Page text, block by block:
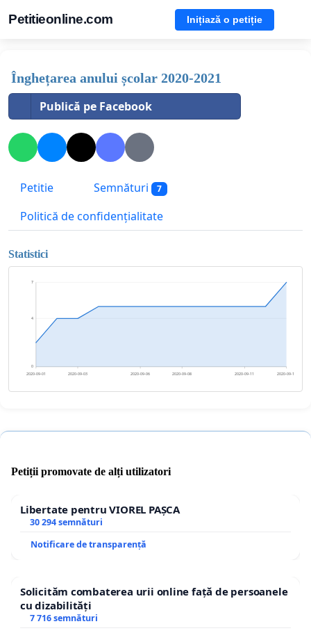
Petitieonline.com Inițiază o petiție
Înghețarea anului școlar 2020-2021
Publică pe Facebook
Petitie Semnături 7
Politică de confidențialitate
Statistici
0
4
7
2020-09-01 2020-09-03 2020-09-06 2020-09-08 2020-09-11 2020-09-13
Petiții promovate de alți utilizatori
Libertate pentru VIOREL PAȘCA
30 294 semnături
Notificare de transparență
Solicităm combaterea urii online față de persoanele
cu dizabilități
7 716 semnături